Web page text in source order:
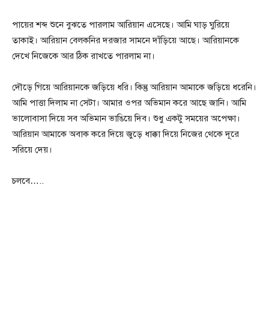
পায়ের শব্দ শুনে বুঝতে পারলাম আরিয়ান এসেছে। আমি ঘাড় ঘুরিয়ে
তাকাই। আরিয়ান বেলকনির দরজার সামনে দাঁড়িয়ে আছে। আরিয়ানকে
দেখে নিজেকে আর ঠিক রাখতে পারলাম না।
দৌড়ে গিয়ে আরিয়ানকে জড়িয়ে ধরি। কিন্তু আরিয়ান আমাকে জড়িয়ে ধরেনি।
আমি পাত্তা দিলাম না সেটা। আমার ওপর অভিমান করে আছে জানি। আমি
ভালোবাসা দিয়ে সব অভিমান ভাঙিয়ে দিব। শুধু একটু সময়ের অপেক্ষা।
আরিয়ান আমাকে অবাক করে দিয়ে জুড়ে ধাক্কা দিয়ে নিজের থেকে দূরে
সরিয়ে দেয়।
চলবে…..